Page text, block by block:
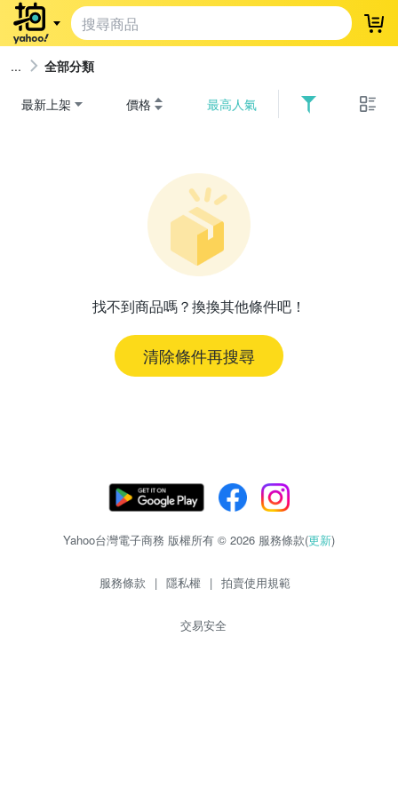
登
全部分類
最新上架 價格 最高人氣
找不到商品嗎？換換其他條件吧！
清除條件再搜尋
Yahoo台灣電子商務 版權所有 © 2026 服務條款(更新)
服務條款 | 隱私權 | 拍賣使用規範
交易安全